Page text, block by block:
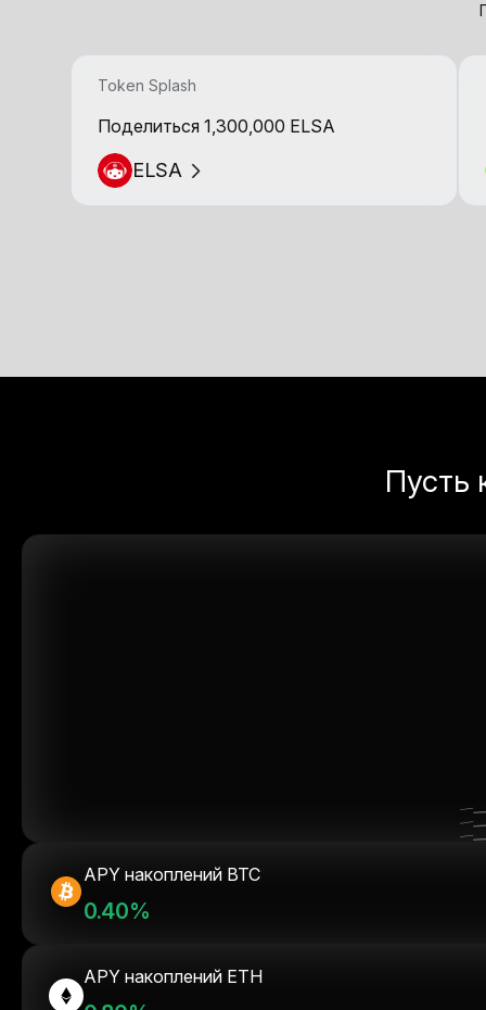
Token Splash
Поделиться 1,300,000 ELSA
ELSA
Пусть
APY накоплений BTC
0.40%
APY накоплений ETH